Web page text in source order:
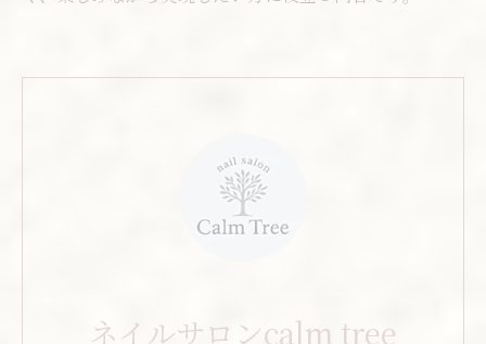
ネイルサロンcalm tree